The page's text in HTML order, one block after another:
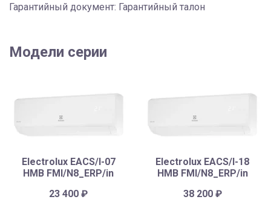
Гарантийный документ: Гарантийный талон
Модели серии
Electrolux EACS/I-07
HMB FMI/N8_ERP/in
23 400₽
Electrolux EACS/I-18
HMB FMI/N8_ERP/in
38 200 ₽